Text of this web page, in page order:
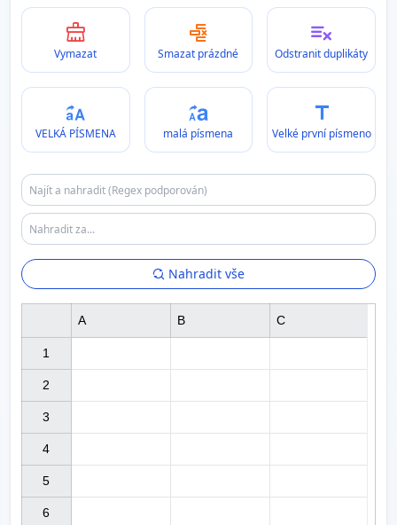
Vymazat Smazat prázdné Odstranit duplikáty
VELKÁ PÍSMENA malá písmena Velké první písmeno
Nahradit vše
1
2
3
4
5
6
A B C